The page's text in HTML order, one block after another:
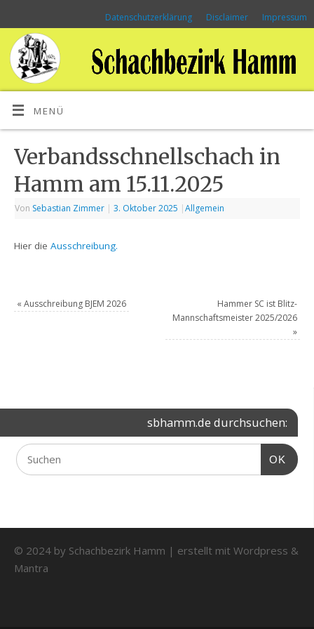
Datenschutzerklärung Disclaimer Impressum
MENÜ
Verbandsschnellschach in
Hamm am 15.11.2025
Von Sebastian Zimmer | 3. Oktober 2025 |Allgemein
Hier dieAusschreibung.
« Ausschreibung BJEM 2026
Hammer SC ist Blitz-
Mannschaftsmeister 2025/2026
»
sbhamm.de durchsuchen:
OK
© 2024 by Schachbezirk Hamm | erstellt mitWordpress &
Mantra